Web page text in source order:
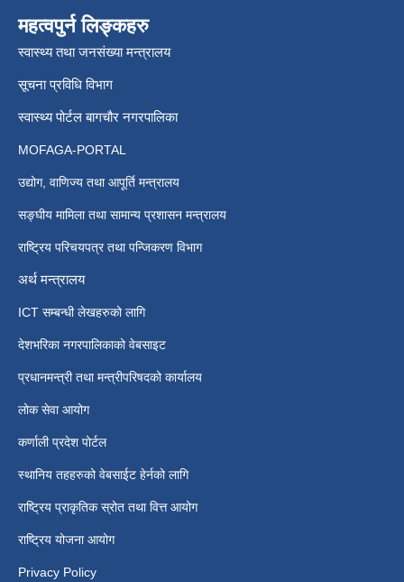
महत्वपुर्न लिङ्कहरु
स्वास्थ्य तथा जनसंख्या मन्त्रालय
सूचना प्रविधि विभाग
स्वास्थ्य पोर्टल बागचौर नगरपालिका
MOFAGA-PORTAL
उद्योग, वाणिज्य तथा आपूर्ति मन्त्रालय
सङ्घीय मामिला तथा सामान्य प्रशासन मन्त्रालय
राष्ट्रिय परिचयपत्र तथा पन्जिकरण विभाग
अर्थ मन्त्रालय
ICT सम्बन्धी लेखहरुको लागि
देशभरिका नगरपालिकाको वेबसाइट
प्रधानमन्त्री तथा मन्त्रीपरिषदको कार्यालय
लोक सेवा आयोग
कर्णाली प्रदेश पोर्टल
स्थानिय तहहरुको वेबसाईट हेर्नको लागि
राष्ट्रिय प्राकृतिक स्रोत तथा वित्त आयोग
राष्ट्रिय योजना आयोग
Privacy Policy